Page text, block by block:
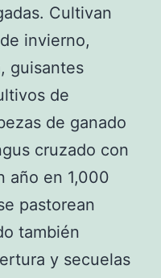
Cultivan
invierno,
guisantes
de
de ganado
cruzado con
año en 1,000
pastorean
también
y secuelas